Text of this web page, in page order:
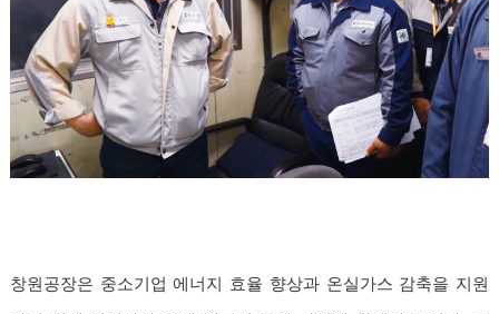
창원공장은 중소기업 에너지 효율 향상과 온실가스 감축을 지원